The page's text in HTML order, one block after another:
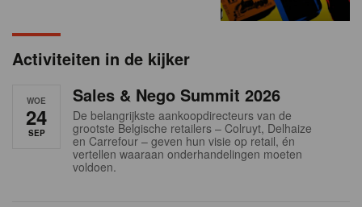
nActiviteiten in de kijker
WOE
24
SEP
Sales & Nego Summit 2026
De belangrijkste aankoopdirecteurs van de
grootste Belgische retailers – Colruyt, Delhaize
en Carrefour – geven hun visie op retail, én
vertellen waaraan onderhandelingen moeten
voldoen.